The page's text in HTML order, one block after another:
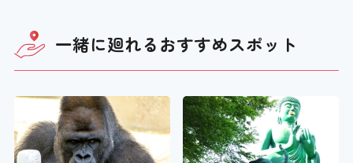
一緒に廻れるおすすめスポット